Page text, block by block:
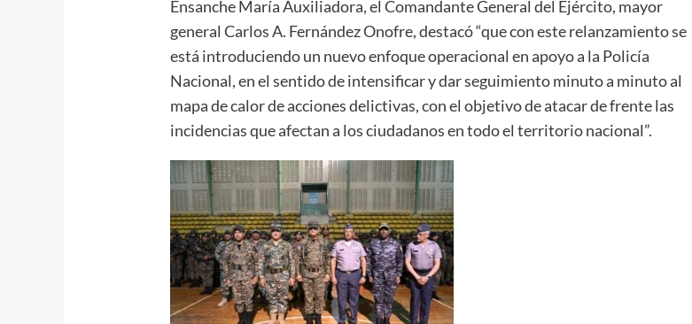
Ensanche María Auxiliadora, el Comandante General del Ejército, mayor
general Carlos A. Fernández Onofre, destacó “que con este relanzamiento se
está introduciendo un nuevo enfoque operacional en apoyo a la Policía
Nacional, en el sentido de intensificar y dar seguimiento minuto a minuto al
mapa de calor de acciones delictivas, con el objetivo de atacar de frente las
incidencias que afectan a los ciudadanos en todo el territorio nacional”.